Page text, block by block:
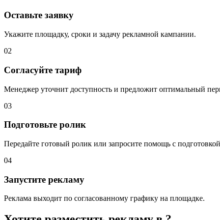
Оставьте заявку
Укажите площадку, сроки и задачу рекламной кампании.
02
Согласуйте тариф
Менеджер уточнит доступность и предложит оптимальный
03
Подготовьте ролик
Передайте готовый ролик или запросите помощь с
04
Запустите рекламу
Реклама выходит по согласованному графику на площадке.